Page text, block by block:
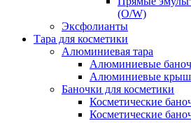
(O/W)
Эксфолианты
Тара для косметики
Алюминиевая тара
Алюминиевые
Алюминиевые
Баночки для косметики
Косметические
Косметические